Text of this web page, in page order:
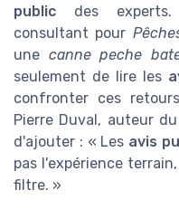
public des experts.
consultant pour
une canne peche
seulement de lire les
confronter ces
Pierre Duval, auteur
d'ajouter : « Les avis
pas l'expérience
filtre. »